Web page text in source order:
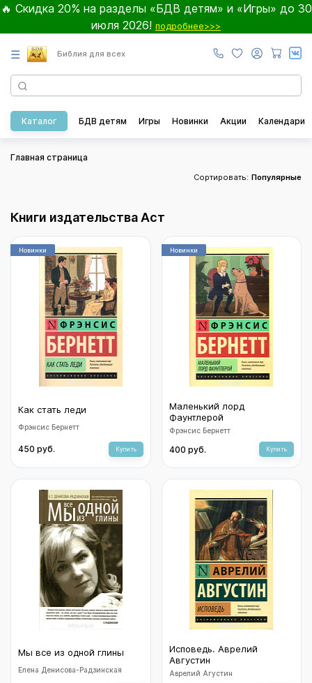
🔥 Скидка 20% на разделы «БДВ детям» и «Игры» до 30
июля 2026! подробнее>>>
☰ Библия для всех
Каталог БДВ детям Игры Новинки Акции Календари
Главная страница
Сортировать: Популярные
Книги издательства Аст
Новинки
Как стать леди
Фрэнсис Бернетт
450 руб. Купить
Новинки
Маленький лорд
Фаунтлерой
Фрэнсис Бернетт
400 руб. Купить
Мы все из одной глины
Елена Денисова-Радзинская
Исповедь. Аврелий
Августин
Аврелий Агустин